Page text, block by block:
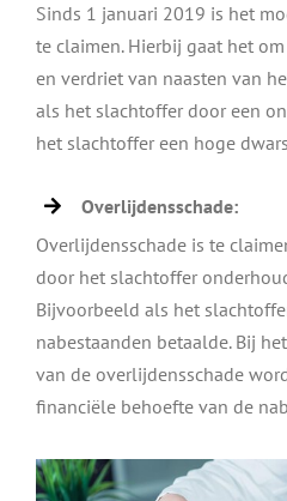
Sinds 1 januari 2019 is het
te claimen. Hierbij gaat het
en verdriet van naasten van
als het slachtoffer door een
het slachtoffer een hoge
Overlijdensschade:
Overlijdensschade is te
door het slachtoffer
Bijvoorbeeld als het
nabestaanden betaalde. Bij
van de overlijdensschade
financiële behoefte van de